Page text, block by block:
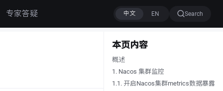
专家答疑 Search
本页内容
概述
1. Nacos 集群监控
1.1. 开启Nacos集群metrics数据暴露